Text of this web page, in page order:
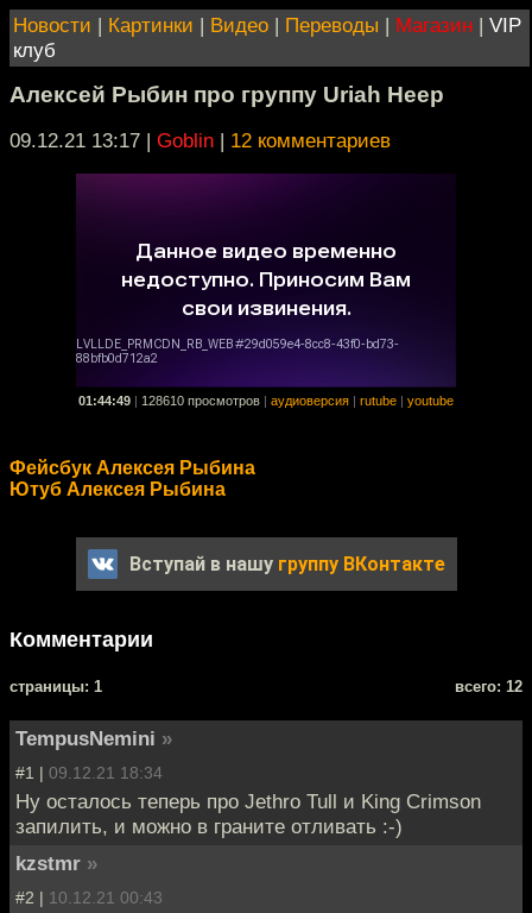
Новости | Картинки | Видео | Переводы | Магазин | VIP
клуб
Алексей Рыбин про группу Uriah Heep
09.12.21 13:17 | Goblin | 12 комментариев
01:44:49 128610 просмотров аудиоверсия rutube youtube
Фейсбук Алексея Рыбина
Ютуб Алексея Рыбина
Вступай в нашу группу ВКонтакте
Комментарии
cтраницы: 1 всего: 12
TempusNemini »
#1 | 09.12.21 18:34
Ну осталось теперь про Jethro Tull и King Crimson
запилить, и можно в граните отливать :-)
kzstmr »
#2 | 10.12.21 00:43